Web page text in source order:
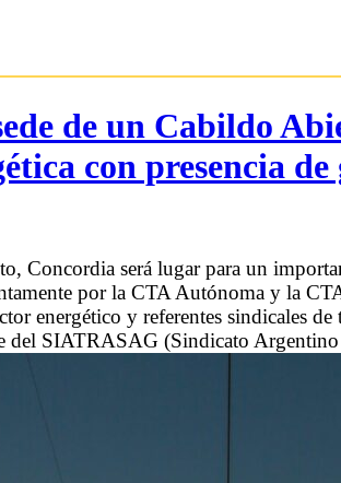
de un Cabildo
con presencia
Concordia será lugar para un
por la CTA Autónoma y la
energético y referentes sindicales
del SIATRASAG (Sindicato